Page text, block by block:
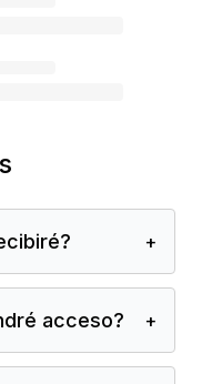
+
acceso? +